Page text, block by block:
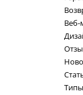
Веб-